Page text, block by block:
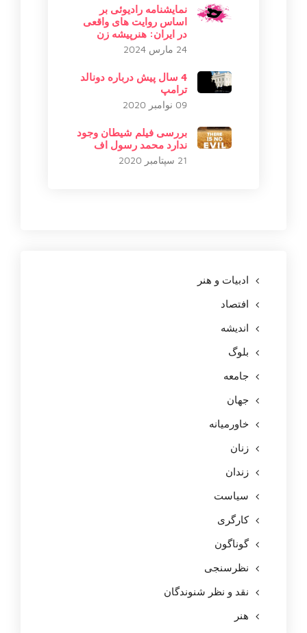
نمایشنامه رادیوئی بر
اساس روایت های واقعی
در ایران: هنرپیشه زن
24 مارس 2024
4 سال پیش درباره دونالد
ترامپ
09 نوامبر 2020
بررسى فيلم شيطان وجود
ندارد محمد رسول اف
21 سپتامبر 2020
ادبیات و هنر
افتصاد
اندیشه
بلوگ
جامعه
جهان
خاورمیانه
زنان
زندان
سیاست
کارگری
گوناگون
نظرسنجی
نقد و نظر شنوندگان
هنر